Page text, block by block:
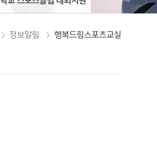
정보알림 행복드림스포츠교실